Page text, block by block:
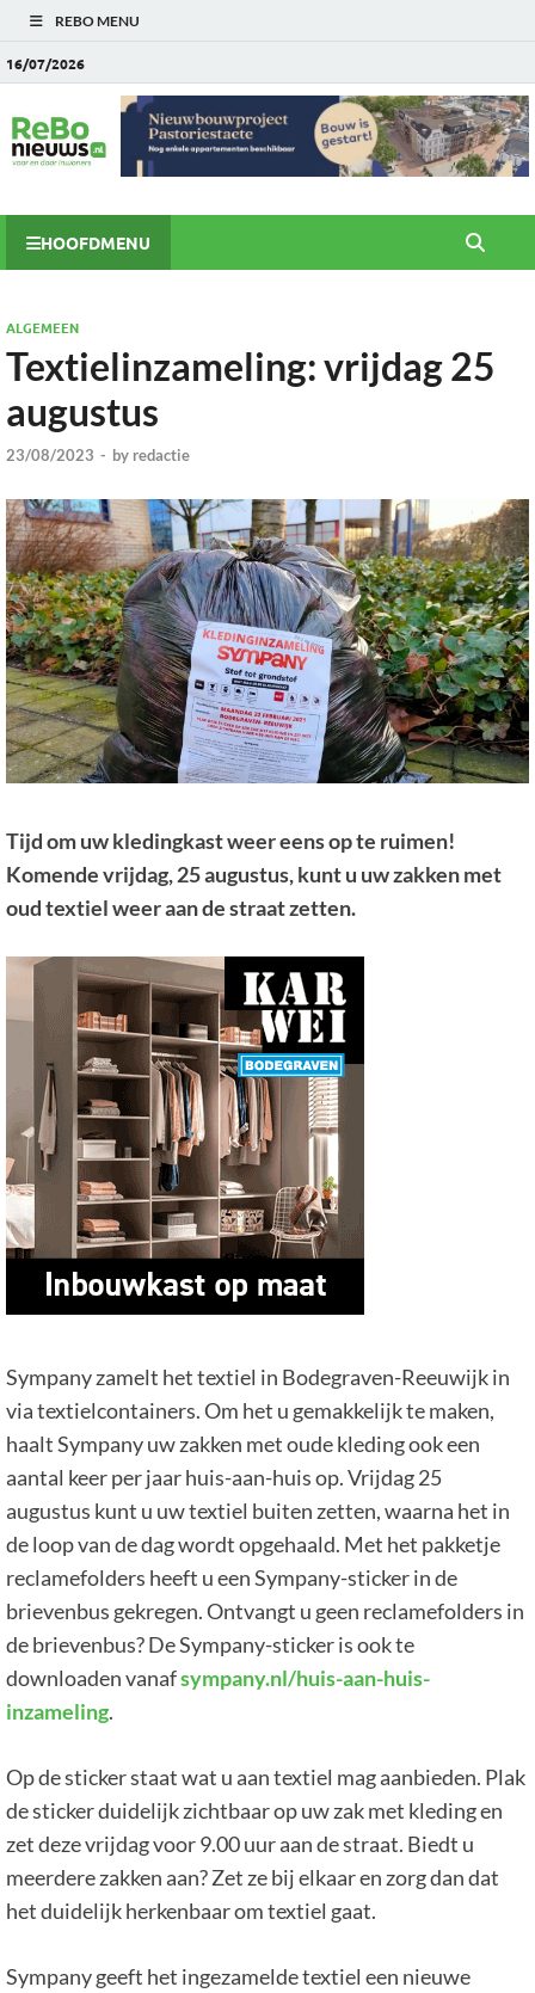
REBO MENU
16/07/2026
HOOFDMENU
ALGEMEEN
Textielinzameling: vrijdag 25
augustus
23/08/2023 - by redactie
Tijd om uw kledingkast weer eens op te ruimen!
Komende vrijdag, 25 augustus, kunt u uw zakken met
oud textiel weer aan de straat zetten.
Sympany zamelt het textiel in Bodegraven-Reeuwijk in
via textielcontainers. Om het u gemakkelijk te maken,
haalt Sympany uw zakken met oude kleding ook een
aantal keer per jaar huis-aan-huis op. Vrijdag 25
augustus kunt u uw textiel buiten zetten, waarna het in
de loop van de dag wordt opgehaald. Met het pakketje
reclamefolders heeft u een Sympany-sticker in de
brievenbus gekregen. Ontvangt u geen reclamefolders in
de brievenbus? De Sympany-sticker is ook te
downloaden vanafsympany.nl/huis-aan-huis-
inzameling.
Op de sticker staat wat u aan textiel mag aanbieden. Plak
de sticker duidelijk zichtbaar op uw zak met kleding en
zet deze vrijdag voor 9.00 uur aan de straat. Biedt u
meerdere zakken aan? Zet ze bij elkaar en zorg dan dat
het duidelijk herkenbaar om textiel gaat.
Sympany geeft het ingezamelde textiel een nieuwe